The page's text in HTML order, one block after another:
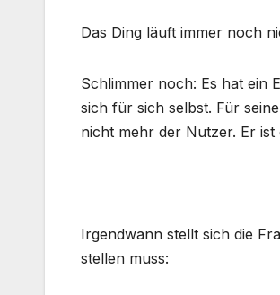
Das Ding läuft immer noch
Schlimmer noch: Es hat ein
sich für sich selbst. Für
nicht mehr der Nutzer. Er
Irgendwann stellt sich die
stellen muss: